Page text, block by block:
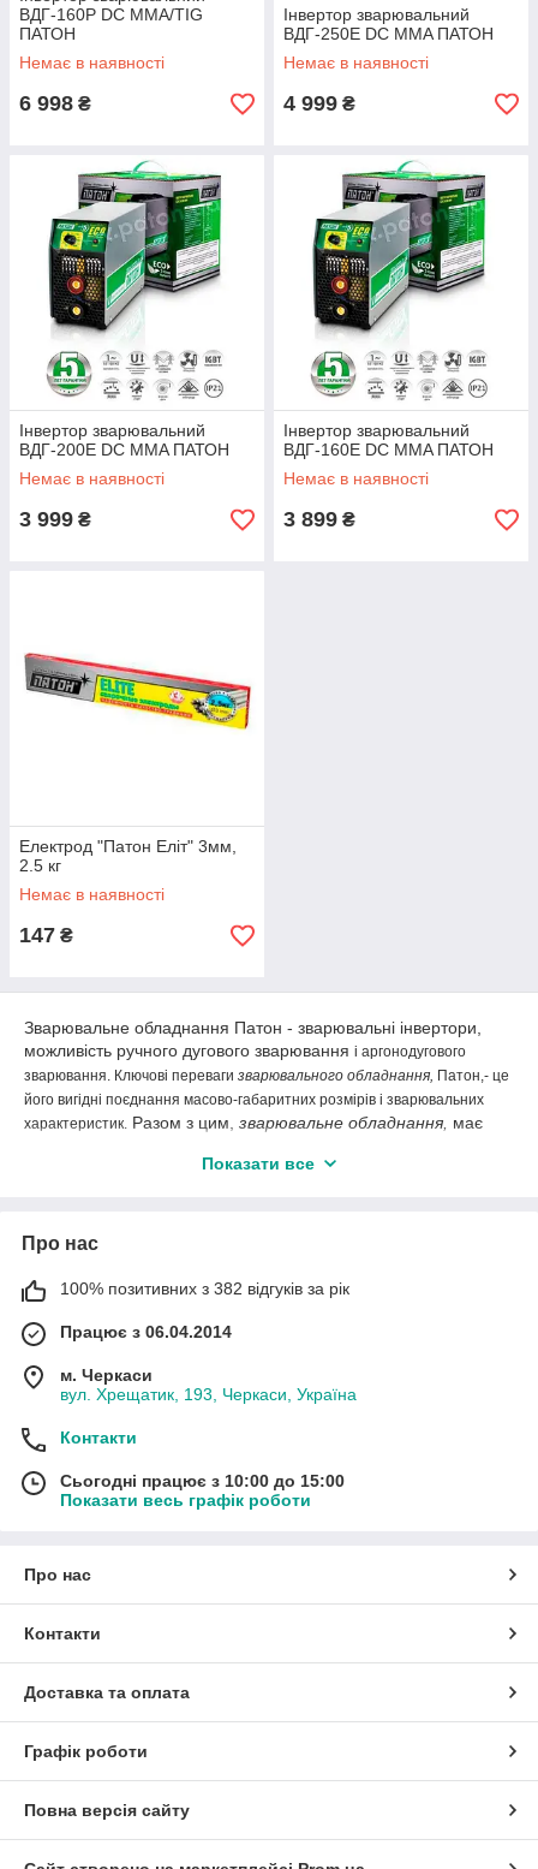
ВДГ-160P DC MMA/TIG
ПАТОН
Немає в наявності
6 998 ₴
Інвертор зварювальний
ВДГ-250E DC MMA ПАТОН
Немає в наявності
4 999 ₴
Інвертор зварювальний
ВДГ-200E DC MMA ПАТОН
Немає в наявності
3 999 ₴
Інвертор зварювальний
ВДГ-160E DC MMA ПАТОН
Немає в наявності
3 899 ₴
Електрод "Патон Еліт" 3мм,
2.5 кг
Немає в наявності
147 ₴
Зварювальне обладнання Патон - зварювальні інвертори,
можливість ручного дугового зварювання і аргонодугового
зварювання. Ключові переваги зварювального обладнання, Патон,- це
його вигідні поєднання масово-габаритних розмірів і зварювальних
характеристик. Разом з цим, зварювальне обладнання, має
рахунок низького власного споживання.
водостічних нержавіючих трубопроводів, петель,
облаштуванні житлових будинків, дачних ділянок, котеджів,
Показати все
Про нас
100% позитивних з 382 відгуків за рік
Працює з 06.04.2014
м. Черкаси
вул. Хрещатик, 193, Черкаси, Україна
Контакти
Сьогодні працює з 10:00 до 15:00
Показати весь графік роботи
Про нас
Контакти
Доставка та оплата
Графік роботи
Повна версія сайту